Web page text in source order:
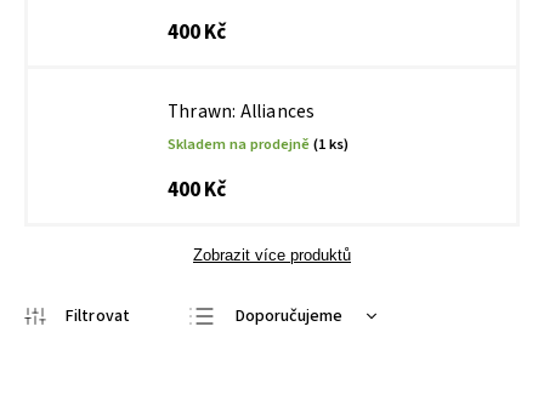
400 Kč
Thrawn: Alliances
Skladem na prodejně(1 ks)
400 Kč
Zobrazit více produktů
Doporučujeme